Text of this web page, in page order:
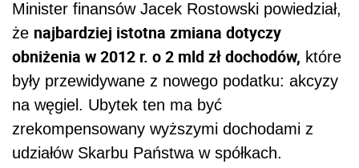
Minister finansów Jacek Rostowski powiedział,
że najbardziej istotna zmiana dotyczy
obniżenia w 2012 r. o 2 mld zł dochodów, które
były przewidywane z nowego podatku: akcyzy
na węgiel. Ubytek ten ma być
zrekompensowany wyższymi dochodami z
udziałów Skarbu Państwa w spółkach.